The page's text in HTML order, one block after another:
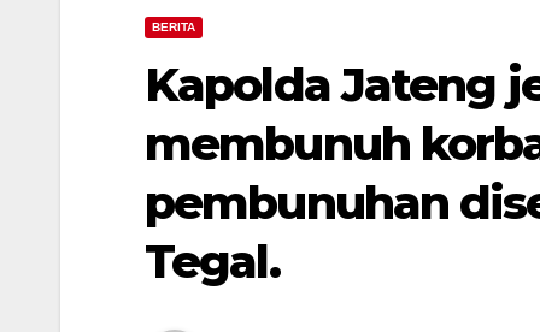
BERITA
Kapolda Jateng
membunuh
pembunuhan
Tegal.